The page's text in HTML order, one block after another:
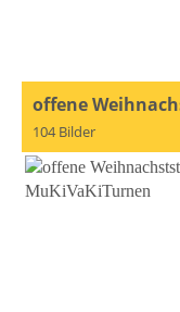
104 Bilder